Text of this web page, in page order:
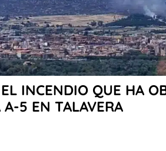
INCENDIO QUE HA
5 EN TALAVERA